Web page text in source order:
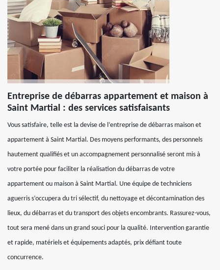
Entreprise de débarras appartement et maison à
Saint Martial : des services satisfaisants
Vous satisfaire, telle est la devise de l’entreprise de débarras maison et
appartement à Saint Martial. Des moyens performants, des personnels
hautement qualifiés et un accompagnement personnalisé seront mis à
votre portée pour faciliter la réalisation du débarras de votre
appartement ou maison à Saint Martial. Une équipe de techniciens
aguerris s’occupera du tri sélectif, du nettoyage et décontamination des
lieux, du débarras et du transport des objets encombrants. Rassurez-vous,
tout sera mené dans un grand souci pour la qualité. Intervention garantie
et rapide, matériels et équipements adaptés, prix défiant toute
concurrence.